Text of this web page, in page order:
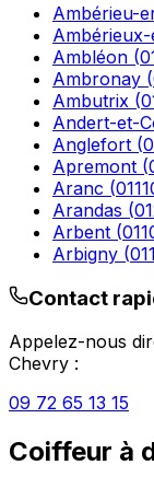
Ambérieu-
Ambléon (
Ambronay (
Ambutrix (
Andert-et-
Anglefort (
Apremont (
Aranc (
Arandas (
Arbent (
Arbigny (
Contact
Appelez-nous
Chevry :
09 72 65 13 15
Coiffeur à